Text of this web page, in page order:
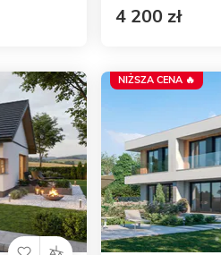
4 200 zł
NIŻSZA CENA 🔥